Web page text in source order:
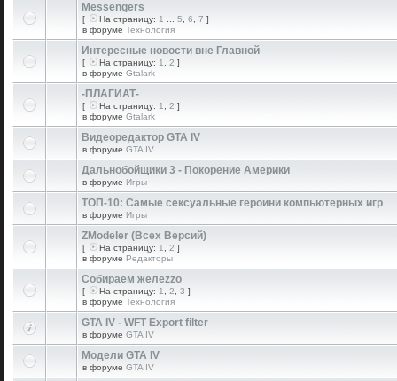
Messengers
[ На страницу: 1 5 6 7 ]
в форуме Технология
Интересные новости вне Главной
[ На страницу: 1 2 ]
в форуме Gtalark
-ПЛАГИАТ-
[ На страницу: 1 2 ]
в форуме Gtalark
Видеоредактор GTA IV
в форуме GTA IV
Дальнобойщики 3 - Покорение Америки
в форуме Игры
ТОП-10: Самые сексуальные героини компьютерных игр
в форуме Игры
ZModeler (Всех Версий)
[ На страницу: 1 2 ]
в форуме Редакторы
Собираем желеzzо
[ На страницу: 1 2 3 ]
в форуме Технология
GTA IV - WFT Export filter
в форуме GTA IV
Модели GTA IV
в форуме GTA IV